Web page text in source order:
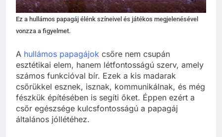
Ez a hullámos papagáj élénk színeivel és játékos megjelenésével
vonzza a figyelmet.
A hullámos papagájok csőre nem csupán
esztétikai elem, hanem létfontosságú szerv, amely
számos funkcióval bír. Ezek a kis madarak
csőrükkel esznek, isznak, kommunikálnak, és még
fészkük építésében is segíti őket. Éppen ezért a
csőr egészsége kulcsfontosságú a papagáj
általános jóllétéhez.